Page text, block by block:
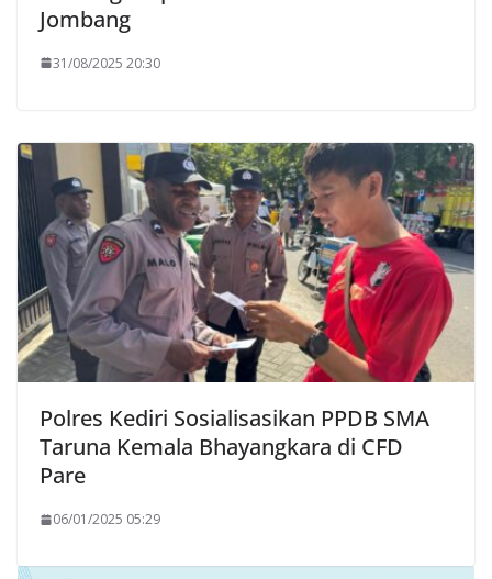
Jombang
31/08/2025 20:30
Polres Kediri Sosialisasikan PPDB SMA
Taruna Kemala Bhayangkara di CFD
Pare
06/01/2025 05:29